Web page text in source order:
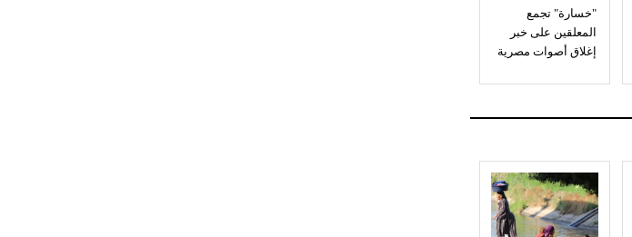
"خسارة" تجمع
المعلقين على خبر
إغلاق أصوات مصرية